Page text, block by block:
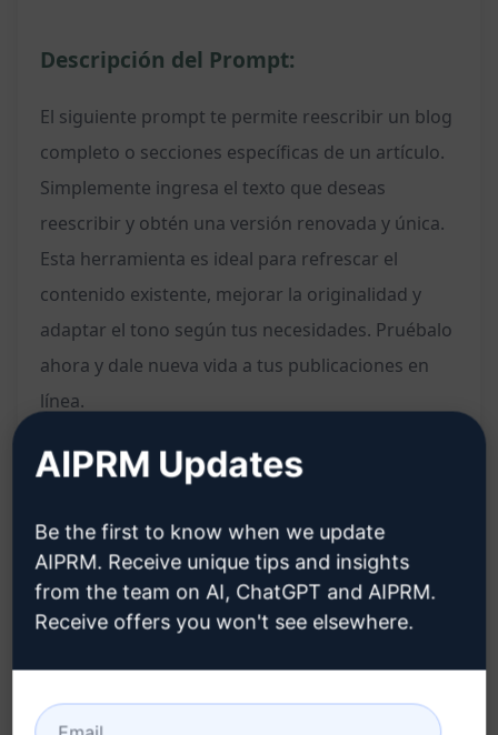
Descripción del Prompt:
El siguiente prompt te permite reescribir un blog
completo o secciones específicas de un artículo.
Simplemente ingresa el texto que deseas
reescribir y obtén una versión renovada y única.
Esta herramienta es ideal para refrescar el
contenido existente, mejorar la originalidad y
adaptar el tono según tus necesidades. Pruébalo
ahora y dale nueva vida a tus publicaciones en
línea.
Características:
Permite reescribir un blog completo o
secciones específicas
Genera contenido único y renovado
Ayuda a mejorar la originalidad de los textos
Permite adaptar el tono según tus
preferencias
AIPRM Updates
Be the first to know when we update
AIPRM. Receive unique tips and insights
from the team on AI, ChatGPT and AIPRM.
Receive offers you won't see elsewhere.